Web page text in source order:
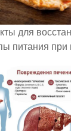
для
питания при